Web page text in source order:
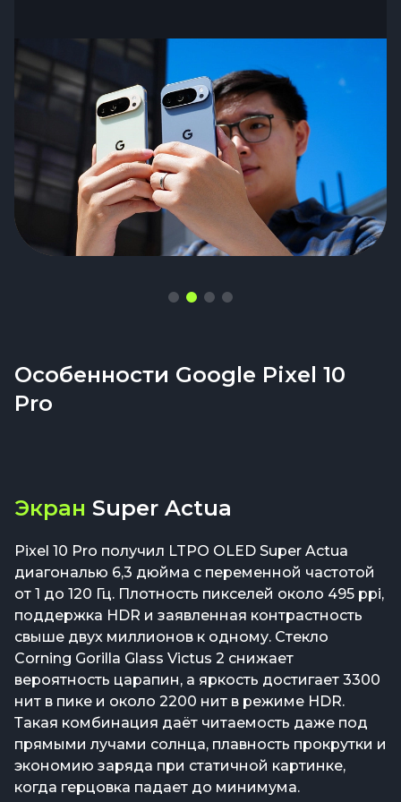
Особенности Google Pixel 10
Pro
Экран Super Actua
Pixel 10 Pro получил LTPO OLED Super Actua
диагональю 6,3 дюйма с переменной частотой
от 1 до 120 Гц. Плотность пикселей около 495 ppi,
поддержка HDR и заявленная контрастность
свыше двух миллионов к одному. Стекло
Corning Gorilla Glass Victus 2 снижает
вероятность царапин, а яркость достигает 3300
нит в пике и около 2200 нит в режиме HDR.
Такая комбинация даёт читаемость даже под
прямыми лучами солнца, плавность прокрутки и
экономию заряда при статичной картинке,
когда герцовка падает до минимума.